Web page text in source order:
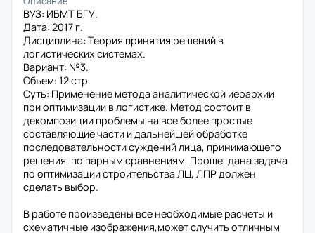
ВУЗ: ИБМТ БГУ.
Дата: 2017 г.
Дисциплина: Теория принятия решений в
логистических системах.
Вариант: №3.
Объем: 12 стр.
Суть: Применение метода аналитической иерархии
при оптимизации в логистике. Метод состоит в
декомпозиции проблемы на все более простые
составляющие части и дальнейшей обработке
последовательности суждений лица, принимающего
решения, по парным сравнениям. Проще, дана задача
по оптимизации строительства ЛЦ, ЛПР должен
сделать выбор.
В работе произведены все необходимые расчеты и
схематичные изображения,может случить отличным